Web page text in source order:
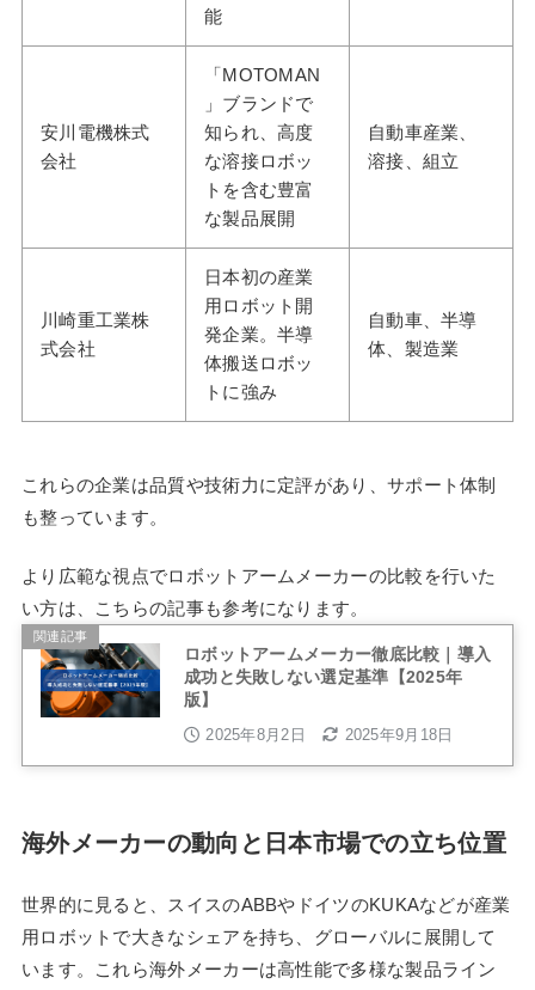
能
安川電機株式
会社
「MOTOMAN
」ブランドで
知られ、高度
な溶接ロボッ
トを含む豊富
な製品展開
自動車産業、
溶接、組立
川崎重工業株
式会社
日本初の産業
用ロボット開
発企業。半導
体搬送ロボッ
トに強み
自動車、半導
体、製造業
これらの企業は品質や技術力に定評があり、サポート体制
も整っています。
より広範な視点でロボットアームメーカーの比較を行いた
い方は、こちらの記事も参考になります。
関連記事
ロボットアームメーカー徹底比較｜導入
成功と失敗しない選定基準【2025年
版】
2025年8月2日 2025年9月18日
海外メーカーの動向と日本市場での立ち位置
世界的に見ると、スイスのABBやドイツのKUKAなどが産業
用ロボットで大きなシェアを持ち、グローバルに展開して
います。これら海外メーカーは高性能で多様な製品ライン